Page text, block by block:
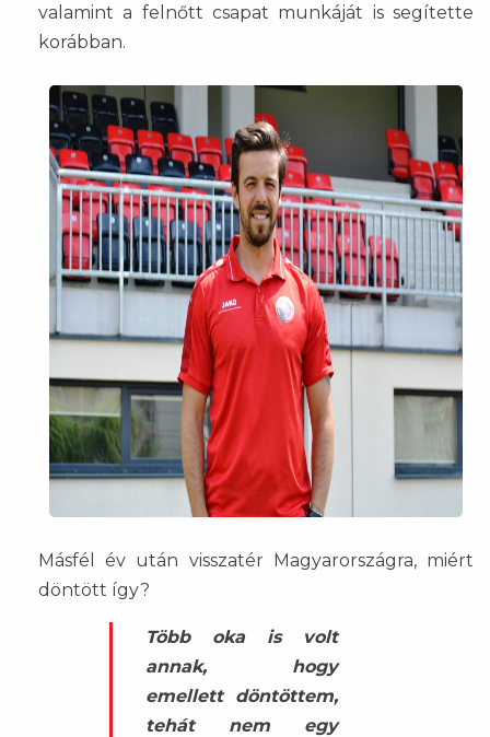
valamint a felnőtt csapat munkáját is segítette
korábban.
Másfél év után visszatér Magyarországra, miért
döntött így?
Több oka is volt
annak, hogy
emellett döntöttem,
tehát nem egy